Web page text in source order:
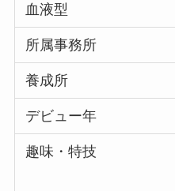
血液型
所属事務所
養成所
デビュー年
趣味・特技